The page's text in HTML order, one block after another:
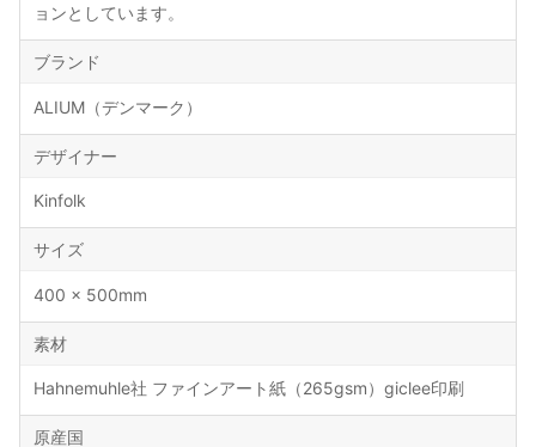
ョンとしています。
ブランド
ALIUM（デンマーク）
デザイナー
Kinfolk
サイズ
400 × 500mm
素材
Hahnemuhle社 ファインアート紙（265gsm）giclee印刷
原産国